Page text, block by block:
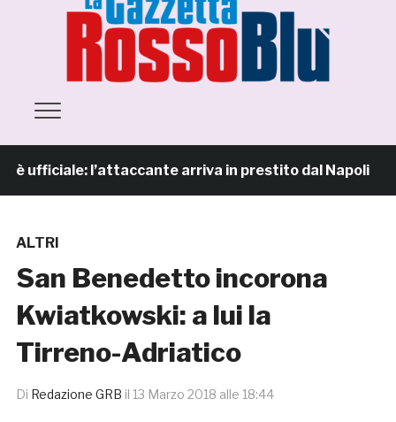
l’attaccante arriva in prestito dal Napoli
ALTRI
San Benedetto incorona
Kwiatkowski: a lui la
Tirreno-Adriatico
Di Redazione GRB il 13 Marzo 2018 alle 18:44